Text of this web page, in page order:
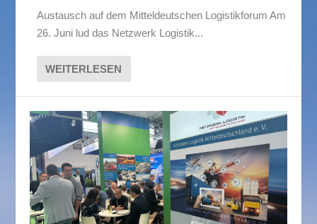
Austausch auf dem Mitteldeutschen Logistikforum Am
26. Juni lud das Netzwerk Logistik...
WEITERLESEN